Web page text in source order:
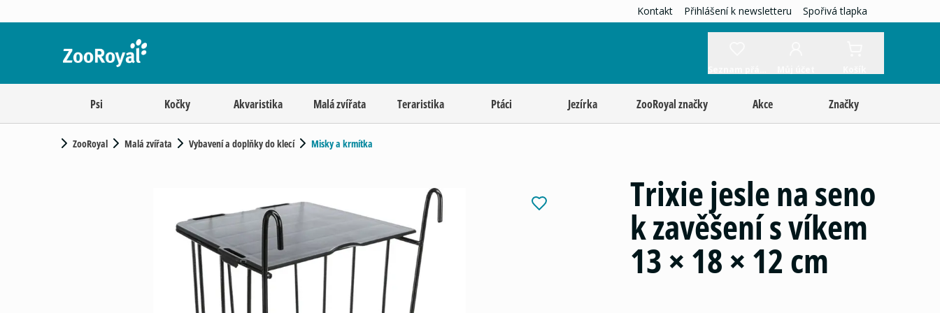
Kontakt Přihlášení k newsletteru Spořivá tlapka
Psi Kočky Akvaristika Malá zvířata Teraristika Ptáci Jezírka ZooRoyal značky Akce Značky
ZooRoyal Malá zvířata Vybavení a doplňky do klecí Misky a krmítka
Trixie jesle na seno
k zavěšení s víkem
13 × 18 × 12 cm